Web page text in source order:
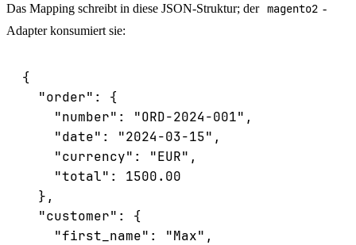
Das Mapping schreibt in diese JSON-Struktur; der magento2 -
Adapter konsumiert sie:
{
  "order": {
    "number": "ORD-2024-001",
    "date": "2024-03-15",
    "currency": "EUR",
    "total": 1500.00
  },
  "customer": {
    "first_name": "Max",